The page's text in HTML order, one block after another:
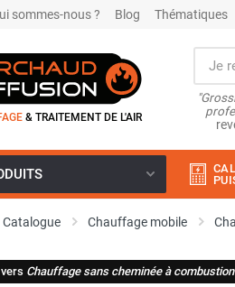
sommes-nous ? Blog Thématiques
& TRAITEMENT DE L'AIR
mobile résidentiel et
Catalogue Chauffage mobile
Chauffage sans cheminée à